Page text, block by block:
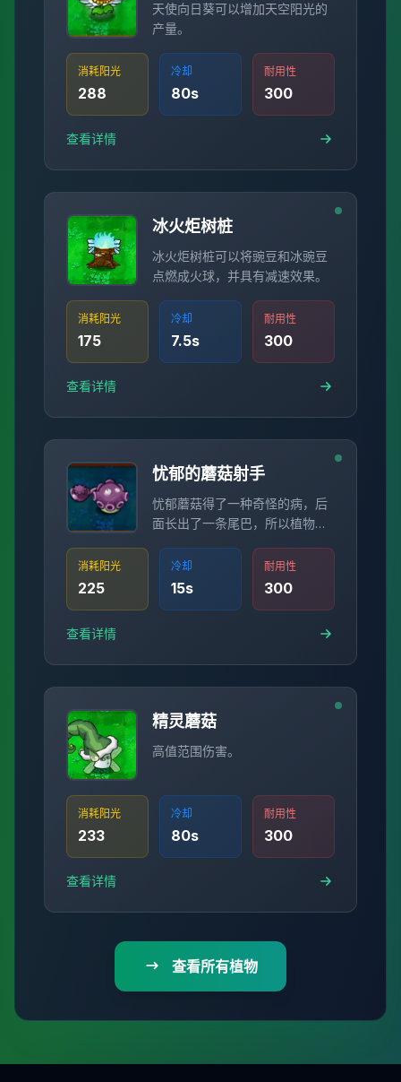
天使向日葵可以增加天空阳光的
产量。
消耗阳光
288
冷却
80s
耐用性
300
查看详情
冰火炬树桩
冰火炬树桩可以将豌豆和冰豌豆
点燃成火球，并具有减速效果。
消耗阳光
175
冷却
7.5s
耐用性
300
查看详情
忧郁的蘑菇射手
忧郁蘑菇得了一种奇怪的病，后
面长出了一条尾巴，所以植物总
有忧郁蘑菇知道它是一种蘑菇类
植物，这可能就是忧郁蘑菇郁闷
的原因。
消耗阳光
225
冷却
15s
耐用性
300
查看详情
精灵蘑菇
高值范围伤害。
消耗阳光
233
冷却
80s
耐用性
300
查看详情
查看所有植物